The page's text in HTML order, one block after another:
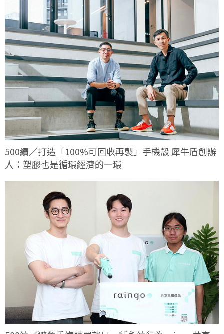
500續／打造「100%可回收再製」手機殼 犀牛盾創辦
人：塑膠也是循環經濟的一環